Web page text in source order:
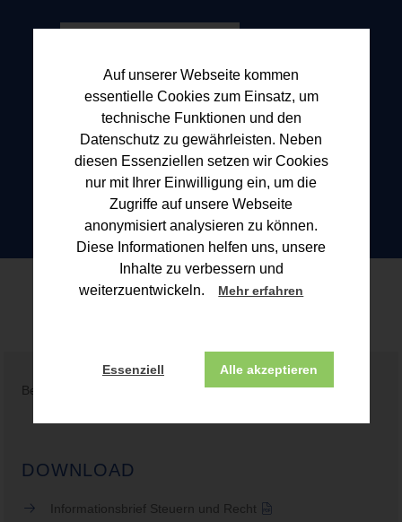
Auf unserer Webseite kommen
essentielle Cookies zum Einsatz, um
technische Funktionen und den
Datenschutz zu gewährleisten. Neben
diesen Essenziellen setzen wir Cookies
nur mit Ihrer Einwilligung ein, um die
Zugriffe auf unsere Webseite
anonymisiert analysieren zu können.
Diese Informationen helfen uns, unsere
Inhalte zu verbessern und
weiterzuentwickeln.
Mehr erfahren
Essenziell Alle akzeptieren
Blogbeitrag
Beitrag konnte nicht gefunden werden!
DOWNLOAD
Informationsbrief Steuern und Recht